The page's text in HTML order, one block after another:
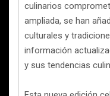
culinarios
ampliada, se han
culturales y
información
y sus tendencias